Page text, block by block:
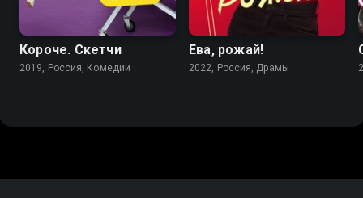
7.5
Короче. Скетчи
2019, Россия, Комедии
7.1 6.4
Ева, рожай!
2022, Россия, Драмы